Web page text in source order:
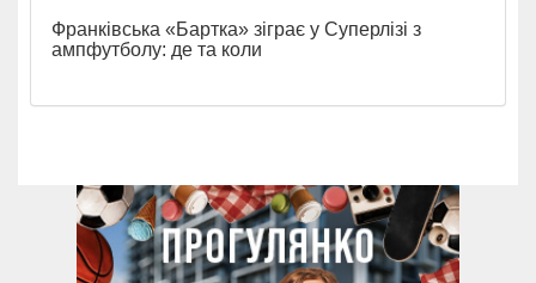
Франківська «Бартка» зіграє у Суперлізі з
ампфутболу: де та коли